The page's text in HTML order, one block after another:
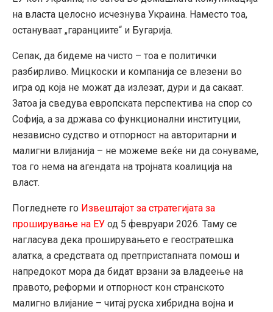
на власта целосно исчезнува Украина. Наместо тоа,
остануваат „гаранциите“ и Бугарија.
Сепак, да бидеме на чисто – тоа е политички
разбирливо. Мицкоски и компанија се влезени во
игра од која не можат да излезат, дури и да сакаат.
Затоа ја сведува европската перспектива на спор со
Софија, а за држава со функционални институции,
независно судство и отпорност на авторитарни и
малигни влијанија – не можеме веќе ни да сонуваме,
тоа го нема на агендата на тројната коалиција на
власт.
Погледнете го Извештајот за стратегијата за
проширување на ЕУ од 5 февруари 2026. Таму се
нагласува дека проширувањето е геостратешка
алатка, а средствата од претпристапната помош и
напредокот мора да бидат врзани за владеење на
правото, реформи и отпорност кон странското
малигно влијание – читај руска хибридна војна и